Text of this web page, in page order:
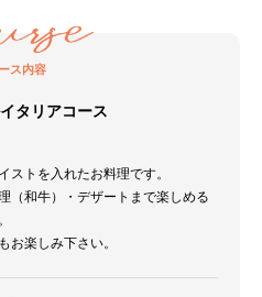
ス内容
タリアコース
ストを入れたお料理です。
（和牛）・デザートまで楽しめる
お楽しみ下さい。